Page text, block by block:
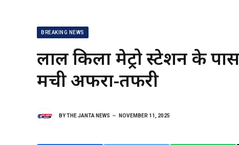
BREAKING NEWS
लाल किला मेट्रो स्टेशन के
मची अफरा-तफरी
BYTHE JANTA NEWS NOVEMBER 11, 2025